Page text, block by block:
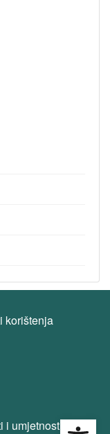
korištenja
umjetnosti. Sva